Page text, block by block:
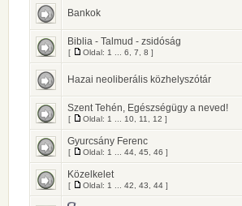
Bankok
Biblia - Talmud - zsidóság
[ Oldal: 1 6 7 8 ]
Hazai neoliberális közhelyszótár
Szent Tehén, Egészségügy a neved!
[ Oldal: 1 10 11 12 ]
Gyurcsány Ferenc
[ Oldal: 1 44 45 46 ]
Közelkelet
[ Oldal: 1 42 43 44 ]